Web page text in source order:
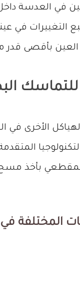
في العدسة
التغييرات في
بأقصى
الهياكل
بأخذ
المختلفة